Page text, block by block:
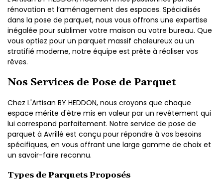
rénovation et l’aménagement des espaces. Spécialisés
dans la pose de parquet, nous vous offrons une expertise
inégalée pour sublimer votre maison ou votre bureau. Que
vous optiez pour un parquet massif chaleureux ou un
stratifié moderne, notre équipe est prête à réaliser vos
rêves.
Nos Services de Pose de Parquet
Chez L'Artisan BY HEDDON, nous croyons que chaque
espace mérite d'être mis en valeur par un revêtement qui
lui correspond parfaitement. Notre service de pose de
parquet à Avrillé est conçu pour répondre à vos besoins
spécifiques, en vous offrant une large gamme de choix et
un savoir-faire reconnu.
Types de Parquets Proposés